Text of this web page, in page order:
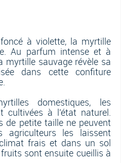
à violette, la myrtille
Au parfum intense et à
myrtille sauvage révèle sa
dans cette confiture
domestiques, les
cultivées à l’état naturel.
de petite taille ne peuvent
agriculteurs les laissent
frais et dans un sol
sont ensuite cueillis à